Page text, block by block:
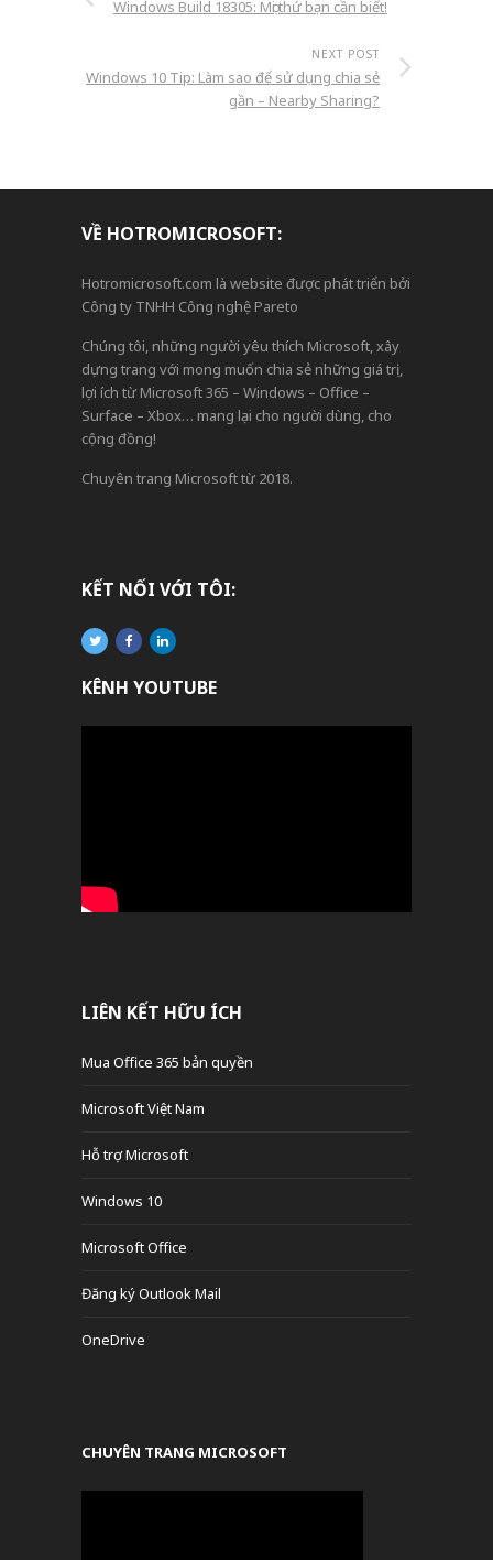
Windows Build 18305: Mọi thứ bạn cần biết!
NEXT POST
Windows 10 Tip: Làm sao để sử dụng chia sẻ
gần – Nearby Sharing?
VỀ HOTROMICROSOFT:
Hotromicrosoft.com là website được phát triển bởi
Công ty TNHH Công nghệ Pareto
Chúng tôi, những người yêu thích Microsoft, xây
dựng trang với mong muốn chia sẻ những giá trị,
lợi ích từ Microsoft 365 – Windows – Office –
Surface – Xbox… mang lại cho người dùng, cho
cộng đồng!
Chuyên trang Microsoft từ 2018.
KẾT NỐI VỚI TÔI:
KÊNH YOUTUBE
LIÊN KẾT HỮU ÍCH
Mua Office 365 bản quyền
Microsoft Việt Nam
Hỗ trợ Microsoft
Windows 10
Microsoft Office
Đăng ký Outlook Mail
OneDrive
CHUYÊN TRANG MICROSOFT